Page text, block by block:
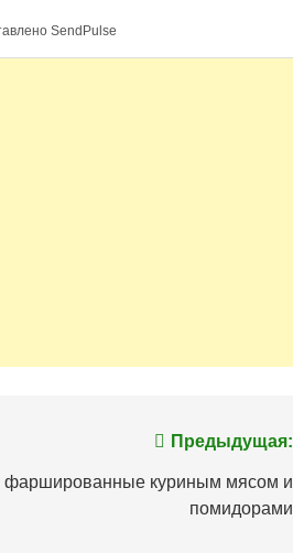
SendPulse
Предыдущая:
фаршированные куриным мясом и
помидорами